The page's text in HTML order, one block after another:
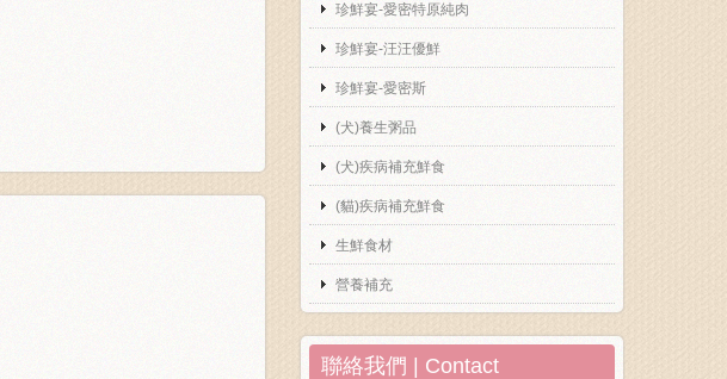
珍鮮宴-愛密特原純肉
珍鮮宴-汪汪優鮮
珍鮮宴-愛密斯
(犬)養生粥品
(犬)疾病補充鮮食
(貓)疾病補充鮮食
生鮮食材
營養補充
聯絡我們 | Contact